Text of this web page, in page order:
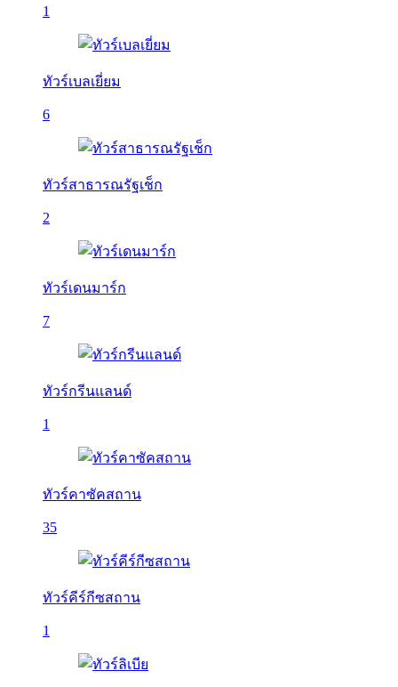
1
ทัวร์เบลเยี่ยม
6
ทัวร์สาธารณรัฐเช็ก
2
ทัวร์เดนมาร์ก
7
ทัวร์กรีนแลนด์
1
ทัวร์คาซัคสถาน
35
ทัวร์คีร์กีซสถาน
1